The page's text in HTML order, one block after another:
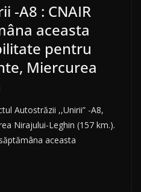
-A8 : CNAIR
aceasta
pentru
Miercurea
Autostrăzii ,,Unirii” -A8,
Nirajului-Leghin (157 km.).
aceasta